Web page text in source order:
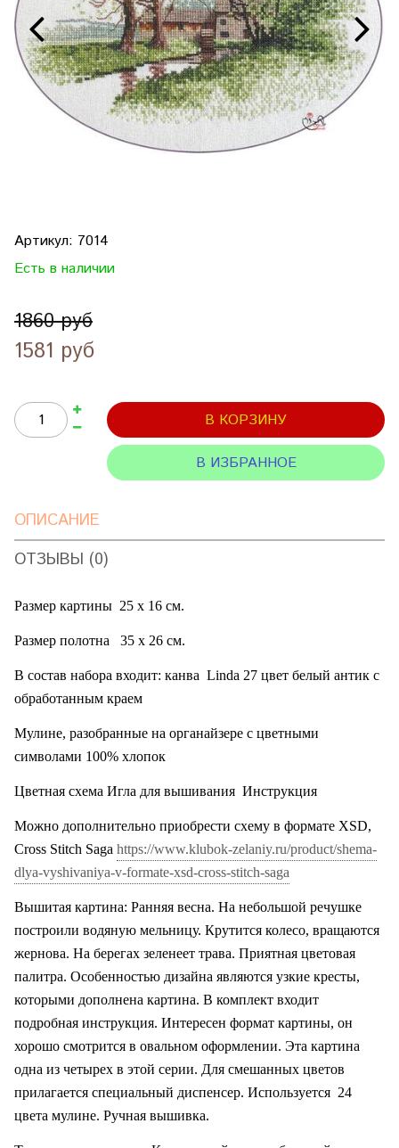
Артикул: 7014
Есть в наличии
1860 руб
1581 руб
В КОРЗИНУ
В ИЗБРАННОЕ
ОПИСАНИЕ
ОТЗЫВЫ (0)
Размер картины 25 х 16 см.
Размер полотна 35 х 26 см.
В состав набора входит: канва Linda 27 цвет белый антик с
обработанным краем
Мулине, разобранные на органайзере с цветными
символами 100% хлопок
Цветная схема Игла для вышивания Инструкция
Можно дополнительно приобрести схему в формате XSD,
Cross Stitch Saga https://www.klubok-zelaniy.ru/product/shema-
dlya-vyshivaniya-v-formate-xsd-cross-stitch-saga
Вышитая картина: Ранняя весна. На небольшой речушке
построили водяную мельницу. Крутится колесо, вращаются
жернова. На берегах зеленеет трава. Приятная цветовая
палитра. Особенностью дизайна являются узкие кресты,
которыми дополнена картина. В комплект входит
подробная инструкция. Интересен формат картины, он
хорошо смотрится в овальном оформлении. Эта картина
одна из четырех в этой серии. Для смешанных цветов
прилагается специальный диспенсер. Используется 24
цвета мулине. Ручная вышивка.